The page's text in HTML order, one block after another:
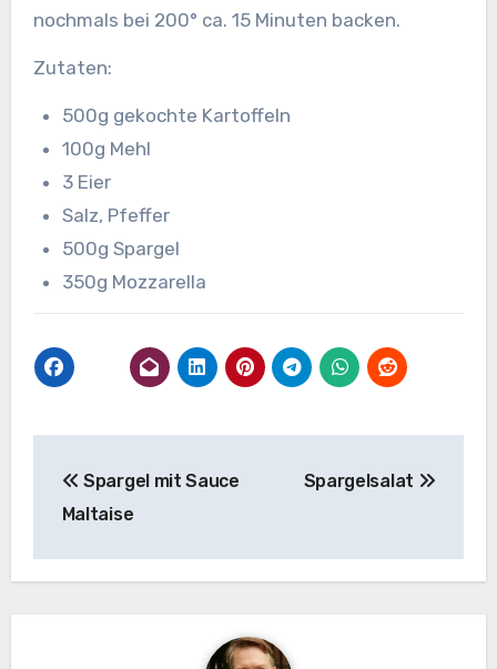
nochmals bei 200° ca. 15 Minuten backen.
Zutaten:
500g gekochte Kartoffeln
100g Mehl
3 Eier
Salz, Pfeffer
500g Spargel
350g Mozzarella
Spargel mit Sauce
Maltaise
Spargelsalat